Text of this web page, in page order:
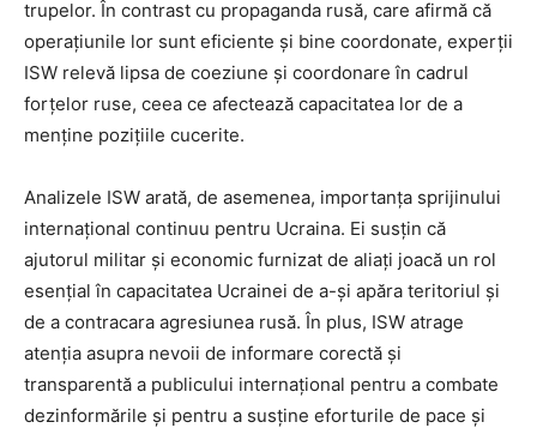
trupelor. În contrast cu propaganda rusă, care afirmă că
operațiunile lor sunt eficiente și bine coordonate, experții
ISW relevă lipsa de coeziune și coordonare în cadrul
forțelor ruse, ceea ce afectează capacitatea lor de a
menține pozițiile cucerite.
Analizele ISW arată, de asemenea, importanța sprijinului
internațional continuu pentru Ucraina. Ei susțin că
ajutorul militar și economic furnizat de aliați joacă un rol
esențial în capacitatea Ucrainei de a-și apăra teritoriul și
de a contracara agresiunea rusă. În plus, ISW atrage
atenția asupra nevoii de informare corectă și
transparentă a publicului internațional pentru a combate
dezinformările și pentru a susține eforturile de pace și